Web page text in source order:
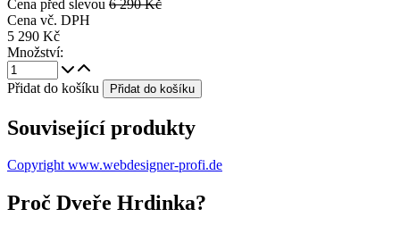
Cena před slevou 6 290 Kč
Cena vč. DPH
5 290 Kč
Množství:
Přidat do košíku
Související produkty
Copyright www.webdesigner-profi.de
Proč Dveře Hrdinka?